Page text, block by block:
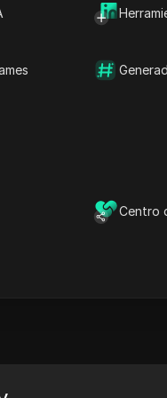
Centro
se destaca
de datos y
para obtener un
Año de fundación